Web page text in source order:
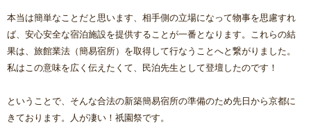
本当は簡単なことだと思います、相手側の立場になって物事を思慮すれ
ば、安心安全な宿泊施設を提供することが一番となります。これらの結
果は、旅館業法（簡易宿所）を取得して行なうことへと繋がりました。
私はこの意味を広く伝えたくて、民泊先生として登壇したのです！
ということで、そんな合法の新築簡易宿所の準備のため先日から京都に
きております。人が凄い！祇園祭です。